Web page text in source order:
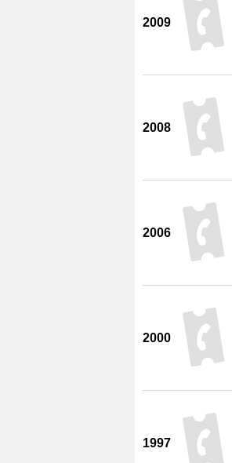
2009
2008
2006
2000
1997